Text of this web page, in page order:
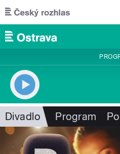
Přejít k hlavnímu obsahu
Divadlo Program